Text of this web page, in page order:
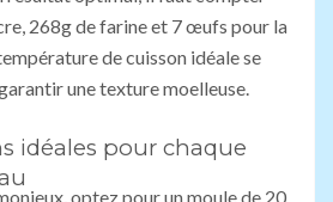
268g de farine et 7 œufs pour la
de cuisson idéale se
une texture moelleuse.
idéales pour chaque
optez pour un moule de 20